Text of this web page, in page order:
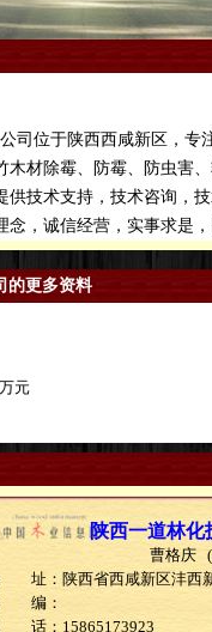
位于陕西西咸新区，专
材除霉、防霉、防虫害
供技术支持，技术咨询，
念，诚信经营，实事求是
的更多资料
元
陕西一道林化
曹格庆 (
址：陕西省西咸新区沣西新
编：
话：15865173923